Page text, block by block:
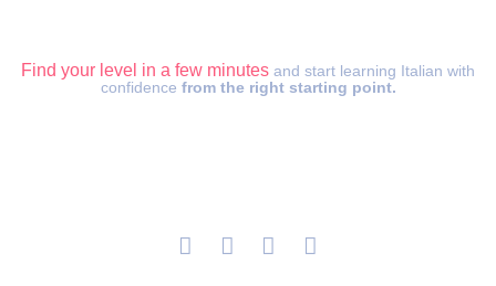
Find your level in a few minutes and start learning Italian with
confidence from the right starting point.